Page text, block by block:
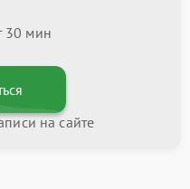
30 мин
на сайте